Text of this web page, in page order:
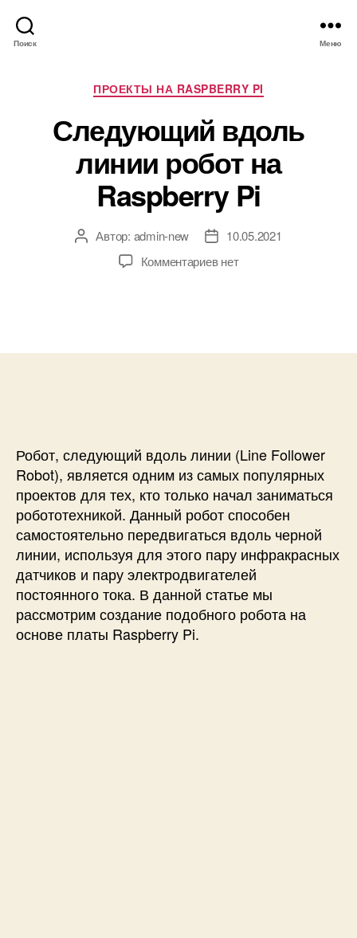
Поиск Меню
Р
у
б
р
и
к
и
ПРОЕКТЫ НА RASPBERRY PI
Следующий вдоль
линии робот на
Raspberry Pi
А
п
Автор: admin-new
Д
т
и
10.05.2021
Комментариевк
у
ю
и
й
в
д
о
л
ь
нет
Робот, следующий вдоль линии (Line Follower
Robot), является одним из самых популярных
проектов для тех, кто только начал заниматься
робототехникой. Данный робот способен
самостоятельно передвигаться вдоль черной
линии, используя для этого пару инфракрасных
датчиков и пару электродвигателей
постоянного тока. В данной статье мы
рассмотрим создание подобного робота на
основе платы Raspberry Pi.